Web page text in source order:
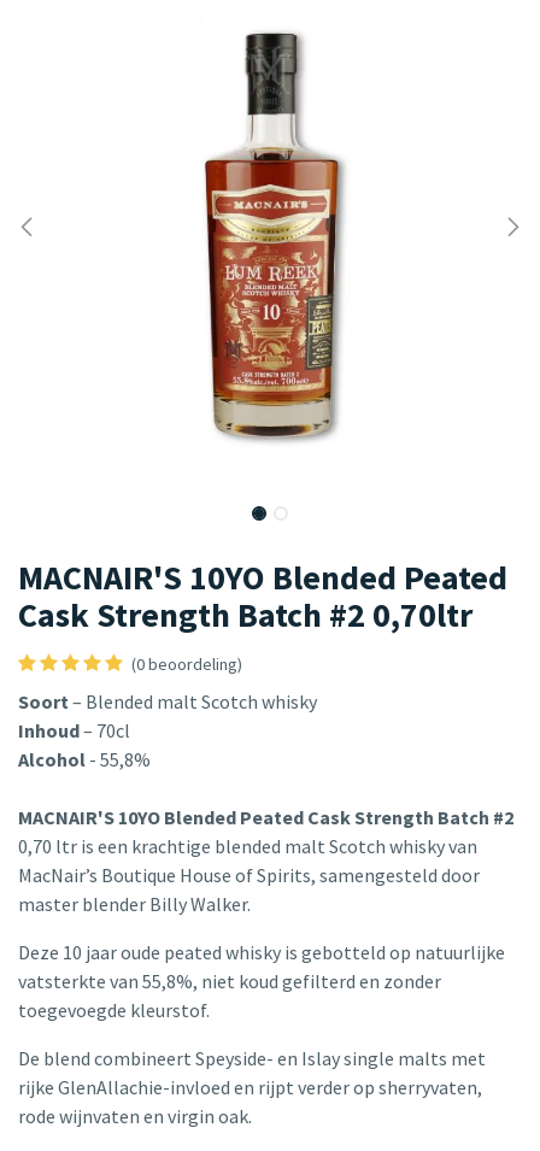
MACNAIR'S 10YO Blended Peated
Cask Strength Batch #2 0,70ltr
(0 beoordeling)
Soort– Blended malt Scotch whisky
Inhoud– 70cl
Alcohol - 55,8%
MACNAIR'S 10YO Blended Peated Cask Strength Batch #2
0,70 ltr is een krachtige blended malt Scotch whisky van
MacNair’s Boutique House of Spirits, samengesteld door
master blender Billy Walker.
Deze 10 jaar oude peated whisky is gebotteld op natuurlijke
vatsterkte van 55,8%, niet koud gefilterd en zonder
toegevoegde kleurstof.
De blend combineert Speyside- en Islay single malts met
rijke GlenAllachie-invloed en rijpt verder op sherryvaten,
rode wijnvaten en virgin oak.